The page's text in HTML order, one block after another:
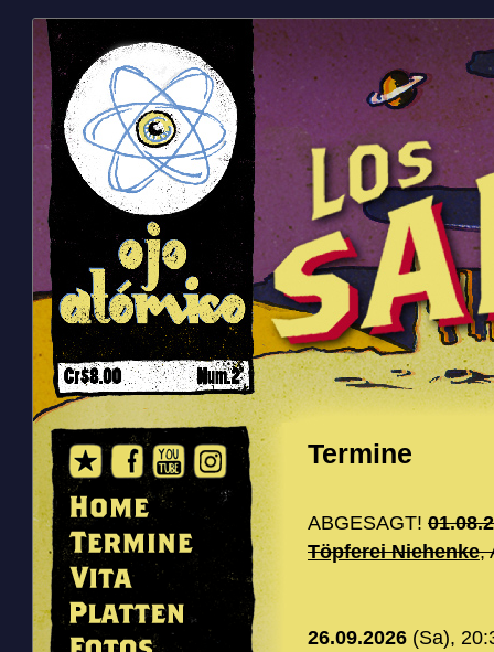
Termine
ABGESAGT!
Töpferei Niehenke,
26.09.2026 (Sa),